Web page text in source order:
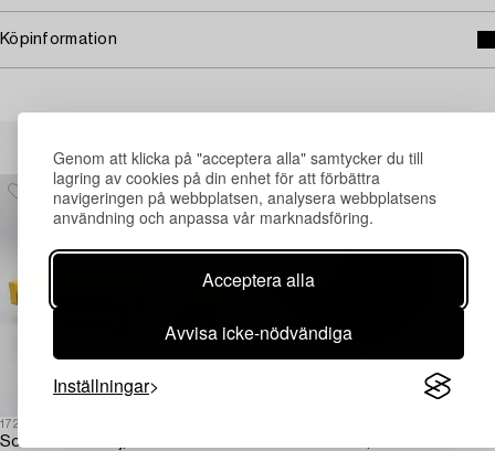
Genom att klicka på "acceptera alla" samtycker du till
lagring av cookies på din enhet för att förbättra
navigeringen på webbplatsen, analysera webbplatsens
användning och anpassa vår marknadsföring.
Acceptera alla
Avvisa icke-nödvändiga
Inställningar
Köpinformation
1729210
Soffa och fåtölj,